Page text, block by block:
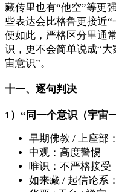
藏传里也有“他空”等更
些表达会比格鲁更接近
便如此，严格区分里通
识，更不会简单说成“
宙意识”。
十一、逐句判决
1）“同一个意识（宇宙
早期佛教 / 上座部
中观：高度警惕
唯识：不严格接受
如来藏 / 起信论系